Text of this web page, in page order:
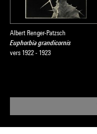
Albert Renger-Patzsch
Euphorbia grandicornis
vers 1922 - 1923